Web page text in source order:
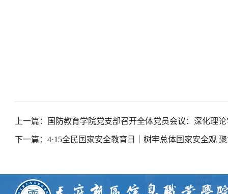
上一篇：国防教育学院党支部召开全体党员会议：深化理
下一篇：4·15全民国家安全教育日｜树牢总体国家安全观